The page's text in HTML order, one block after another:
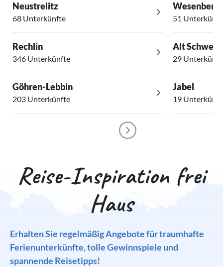
Neustrelitz
68 Unterkünfte
Rechlin
346 Unterkünfte
Göhren-Lebbin
203 Unterkünfte
Wesenberg
51
Alt
29
Jabel
19
Reise-Inspiration frei
Haus
Erhalten Sie regelmäßig Angebote für traumhafte
Ferienunterkünfte, tolle Gewinnspiele und
spannende Reisetipps!